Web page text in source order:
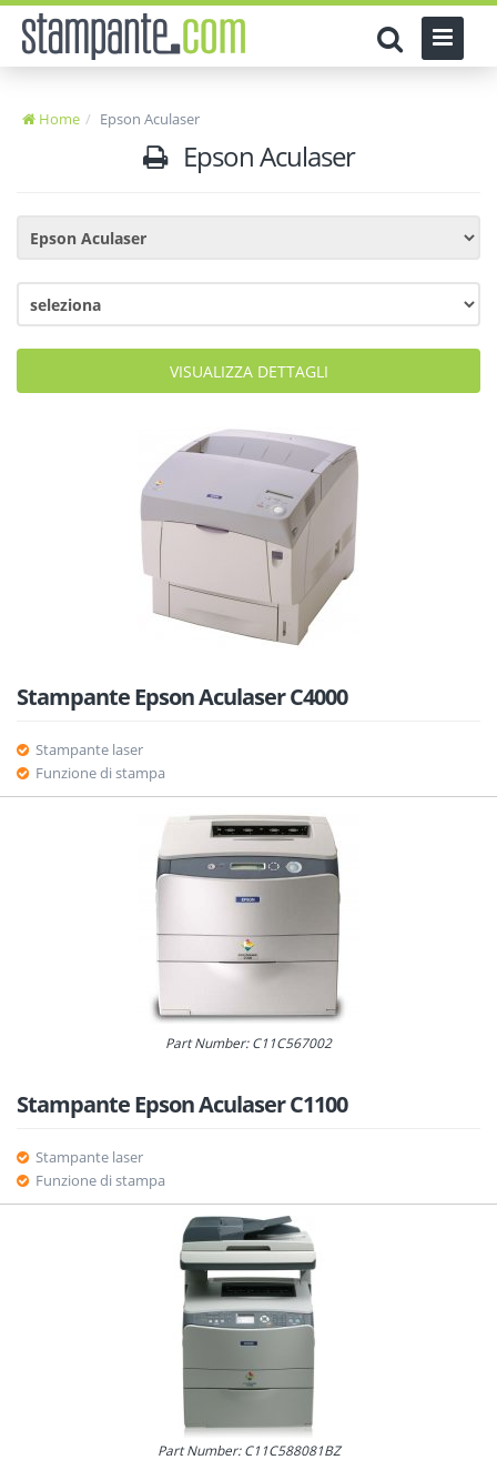
Home Epson Aculaser
Epson Aculaser
VISUALIZZA DETTAGLI
Stampante Epson Aculaser C4000
Stampante laser
Funzione di stampa
Part Number: C11C567002
Stampante Epson Aculaser C1100
Stampante laser
Funzione di stampa
Part Number: C11C588081BZ